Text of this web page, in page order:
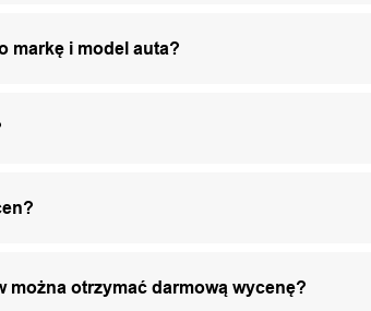
markę i model auta?
można otrzymać darmową wycenę?